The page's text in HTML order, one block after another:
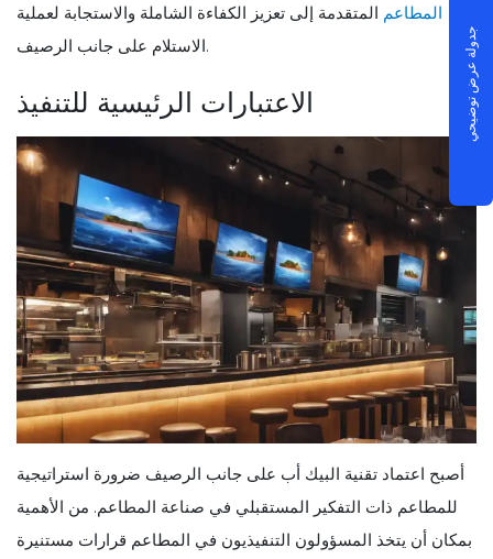
المطاعم المتقدمة إلى تعزيز الكفاءة الشاملة والاستجابة لعملية
الاستلام على جانب الرصيف.
الاعتبارات الرئيسية للتنفيذ
أصبح اعتماد تقنية البيك أب على جانب الرصيف ضرورة استراتيجية
للمطاعم ذات التفكير المستقبلي في صناعة المطاعم. من الأهمية
بمكان أن يتخذ المسؤولون التنفيذيون في المطاعم قرارات مستنيرة
جدولة عرض توضيحي